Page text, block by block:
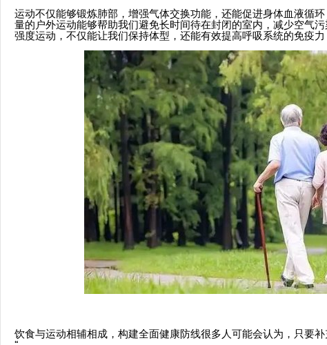
运动不仅能够锻炼肺部，增强气体交换功能，还能促进身体血液循
量的户外运动能够帮助我们避免长时间待在封闭的室内，减少空气
强度运动，不仅能让我们保持体型，还能有效提高呼吸系统的免疫力
饮食与运动相辅相成，构建全面健康防线很多人可能会认为，只要